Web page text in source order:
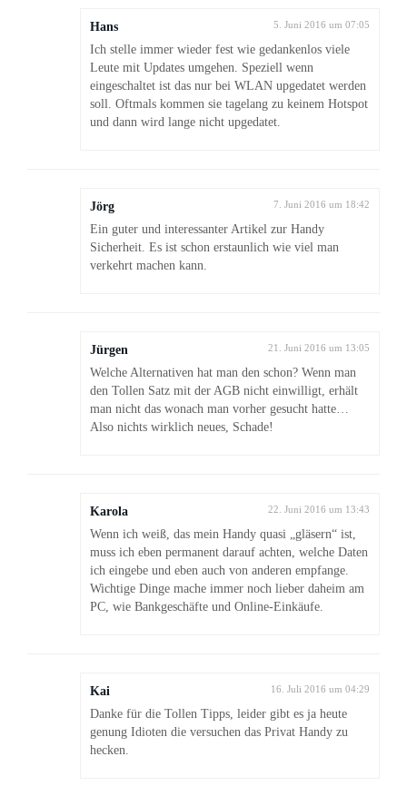
Hans 5. Juni 2016 um 07:05
Ich stelle immer wieder fest wie gedankenlos viele
Leute mit Updates umgehen. Speziell wenn
eingeschaltet ist das nur bei WLAN upgedatet werden
soll. Oftmals kommen sie tagelang zu keinem Hotspot
und dann wird lange nicht upgedatet.
Jörg 7. Juni 2016 um 18:42
Ein guter und interessanter Artikel zur Handy
Sicherheit. Es ist schon erstaunlich wie viel man
verkehrt machen kann.
Jürgen 21. Juni 2016 um 13:05
Welche Alternativen hat man den schon? Wenn man
den Tollen Satz mit der AGB nicht einwilligt, erhält
man nicht das wonach man vorher gesucht hatte…
Also nichts wirklich neues, Schade!
Karola 22. Juni 2016 um 13:43
Wenn ich weiß, das mein Handy quasi „gläsern“ ist,
muss ich eben permanent darauf achten, welche Daten
ich eingebe und eben auch von anderen empfange.
Wichtige Dinge mache immer noch lieber daheim am
PC, wie Bankgeschäfte und Online-Einkäufe.
Kai 16. Juli 2016 um 04:29
Danke für die Tollen Tipps, leider gibt es ja heute
genung Idioten die versuchen das Privat Handy zu
hecken.